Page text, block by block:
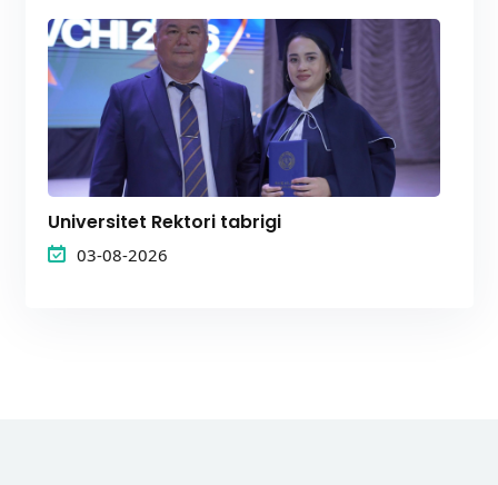
Universitet Rektori tabrigi
03-08-2026